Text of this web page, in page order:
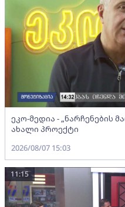
ეკო-მედია - „ნარჩენების
ახალი პროექტი
2026/08/07 15:03
11:15